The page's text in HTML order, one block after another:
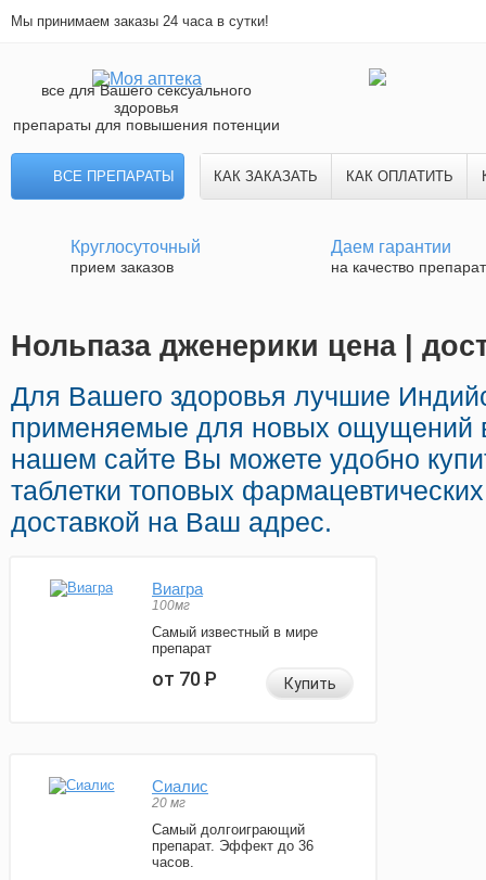
Мы принимаем заказы 24 часа в сутки!
все для Вашего сексуального
здоровья
препараты для повышения потенции
ВСЕ ПРЕПАРАТЫ КАК ЗАКАЗАТЬ КАК ОПЛАТИТЬ
Круглосуточный
прием заказов
Даем гарантии
на качество
Нольпаза дженерики цена |
Для Вашего здоровья лучшие
применяемые для новых ощущений
нашем сайте Вы можете удобно
таблетки топовых
доставкой на Ваш адрес.
Виагра
100мг
Самый известный в мире
препарат
от 70Р Купить
Сиалис
20 мг
Самый долгоиграющий
препарат. Эффект до 36
часов.